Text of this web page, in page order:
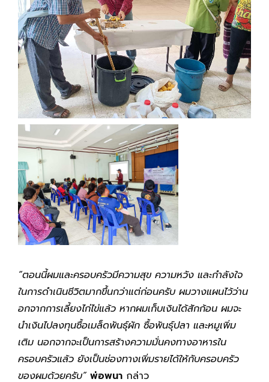
“ตอนนี้ผมและครอบครัวมีความสุข ความหวัง และกำลังใจ
ในการดำเนินชีวิตมากขึ้นกว่าแต่ก่อนครับ ผมวางแผนไว้ว่าน
อกจากการเลี้ยงไก่ไข่แล้ว หากผมเก็บเงินได้สักก้อน ผมจะ
นำเงินไปลงทุนซื้อเมล็ดพันธุ์ผัก ซื้อพันธุ์ปลา และหมูเพิ่ม
เติม นอกจากจะเป็นการสร้างความมั่นคงทางอาหารใน
ครอบครัวแล้ว ยังเป็นช่องทางเพิ่มรายได้ให้กับครอบครัว
ของผมด้วยครับ” พ่อพนา กล่าว